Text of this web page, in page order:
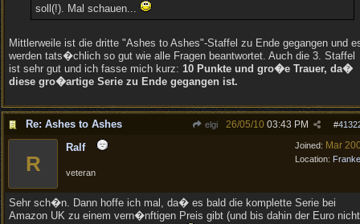
soll(!). Mal schauen...
Mittlerweile ist die dritte "Ashes to Ashes"-Staffel zu Ende gegangen und
werden tats�chlich so gut wie alle Fragen beantwortet. Auch die 3. Staffel
ist sehr gut und ich fasse mich kurz: 10 Punkte und gro�e Trauer, da�
diese gro�artige Serie zu Ende gegangen ist.
Re: Ashes to Ashes elgi #
26/05/10 03:43 PM
Joined: Mar
Location:
R
Ralf
veteran
Sehr sch�n. Dann hoffe ich mal, da� es bald die komplette Serie bei
Amazon UK zu einem vern�nftigen Preis gibt (und bis dahin der Euro nicht